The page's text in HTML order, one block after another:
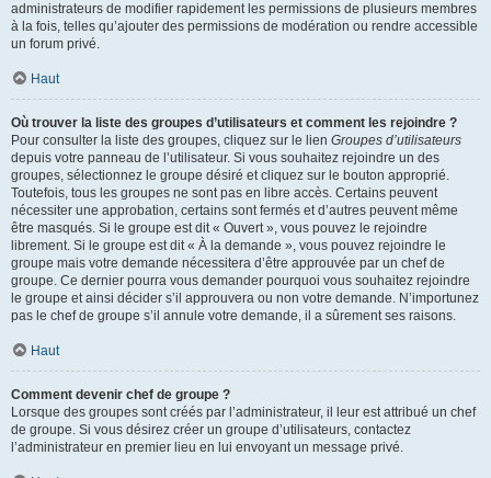
administrateurs de modifier rapidement les permissions de plusieurs membres
à la fois, telles qu’ajouter des permissions de modération ou rendre accessible
un forum privé.
Haut
Où trouver la liste des groupes d’utilisateurs et comment les rejoindre ?
Pour consulter la liste des groupes, cliquez sur le lien Groupes d’utilisateurs
depuis votre panneau de l’utilisateur. Si vous souhaitez rejoindre un des
groupes, sélectionnez le groupe désiré et cliquez sur le bouton approprié.
Toutefois, tous les groupes ne sont pas en libre accès. Certains peuvent
nécessiter une approbation, certains sont fermés et d’autres peuvent même
être masqués. Si le groupe est dit « Ouvert », vous pouvez le rejoindre
librement. Si le groupe est dit « À la demande », vous pouvez rejoindre le
groupe mais votre demande nécessitera d’être approuvée par un chef de
groupe. Ce dernier pourra vous demander pourquoi vous souhaitez rejoindre
le groupe et ainsi décider s’il approuvera ou non votre demande. N’importunez
pas le chef de groupe s’il annule votre demande, il a sûrement ses raisons.
Haut
Comment devenir chef de groupe ?
Lorsque des groupes sont créés par l’administrateur, il leur est attribué un chef
de groupe. Si vous désirez créer un groupe d’utilisateurs, contactez
l’administrateur en premier lieu en lui envoyant un message privé.